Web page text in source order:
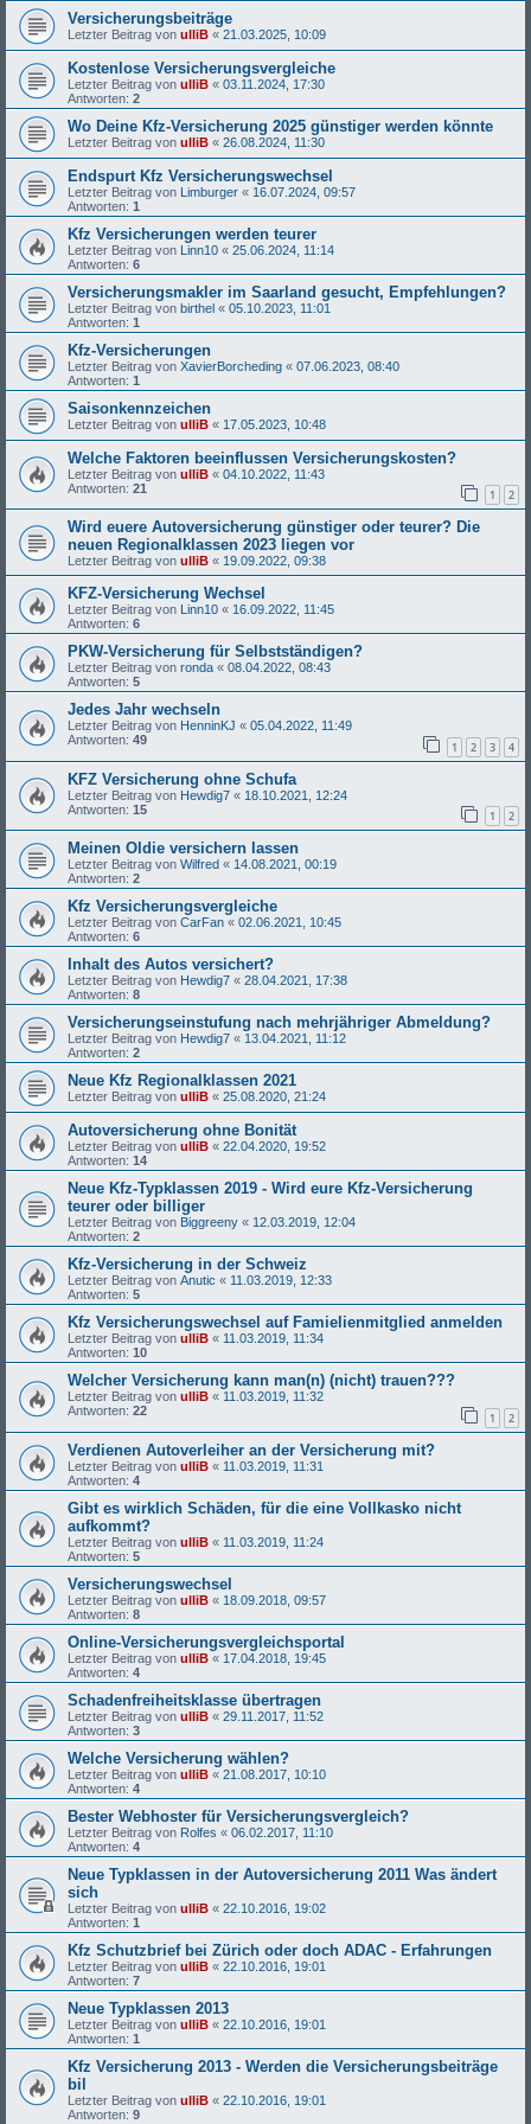
Versicherungsbeiträge
Letzter Beitrag von ulliB « 21.03.2025, 10:09
Kostenlose Versicherungsvergleiche
Letzter Beitrag von ulliB « 03.11.2024, 17:30
Antworten: 2
Wo Deine Kfz-Versicherung 2025 günstiger werden könnte
Letzter Beitrag von ulliB « 26.08.2024, 11:30
Endspurt Kfz Versicherungswechsel
Letzter Beitrag von Limburger « 16.07.2024, 09:57
Antworten: 1
Kfz Versicherungen werden teurer
Letzter Beitrag von Linn10 « 25.06.2024, 11:14
Antworten: 6
Versicherungsmakler im Saarland gesucht, Empfehlungen?
Letzter Beitrag von birthel « 05.10.2023, 11:01
Antworten: 1
Kfz-Versicherungen
Letzter Beitrag von XavierBorcheding « 07.06.2023, 08:40
Antworten: 1
Saisonkennzeichen
Letzter Beitrag von ulliB « 17.05.2023, 10:48
Welche Faktoren beeinflussen Versicherungskosten?
Letzter Beitrag von ulliB « 04.10.2022, 11:43
Antworten: 21 1 2
Wird euere Autoversicherung günstiger oder teurer? Die
neuen Regionalklassen 2023 liegen vor
Letzter Beitrag von ulliB « 19.09.2022, 09:38
KFZ-Versicherung Wechsel
Letzter Beitrag von Linn10 « 16.09.2022, 11:45
Antworten: 6
PKW-Versicherung für Selbstständigen?
Letzter Beitrag von ronda « 08.04.2022, 08:43
Antworten: 5
Jedes Jahr wechseln
Letzter Beitrag von HenninKJ « 05.04.2022, 11:49
Antworten: 49 1 2 3 4
KFZ Versicherung ohne Schufa
Letzter Beitrag von Hewdig7 « 18.10.2021, 12:24
Antworten: 15 1 2
Meinen Oldie versichern lassen
Letzter Beitrag von Wilfred « 14.08.2021, 00:19
Antworten: 2
Kfz Versicherungsvergleiche
Letzter Beitrag von CarFan « 02.06.2021, 10:45
Antworten: 6
Inhalt des Autos versichert?
Letzter Beitrag von Hewdig7 « 28.04.2021, 17:38
Antworten: 8
Versicherungseinstufung nach mehrjähriger Abmeldung?
Letzter Beitrag von Hewdig7 « 13.04.2021, 11:12
Antworten: 2
Neue Kfz Regionalklassen 2021
Letzter Beitrag von ulliB « 25.08.2020, 21:24
Autoversicherung ohne Bonität
Letzter Beitrag von ulliB « 22.04.2020, 19:52
Antworten: 14
Neue Kfz-Typklassen 2019 - Wird eure Kfz-Versicherung
teurer oder billiger
Letzter Beitrag von Biggreeny « 12.03.2019, 12:04
Antworten: 2
Kfz-Versicherung in der Schweiz
Letzter Beitrag von Anutic « 11.03.2019, 12:33
Antworten: 5
Kfz Versicherungswechsel auf Famielienmitglied anmelden
Letzter Beitrag von ulliB « 11.03.2019, 11:34
Antworten: 10
Welcher Versicherung kann man(n) (nicht) trauen???
Letzter Beitrag von ulliB « 11.03.2019, 11:32
Antworten: 22 1 2
Verdienen Autoverleiher an der Versicherung mit?
Letzter Beitrag von ulliB « 11.03.2019, 11:31
Antworten: 4
Gibt es wirklich Schäden, für die eine Vollkasko nicht
aufkommt?
Letzter Beitrag von ulliB « 11.03.2019, 11:24
Antworten: 5
Versicherungswechsel
Letzter Beitrag von ulliB « 18.09.2018, 09:57
Antworten: 8
Online-Versicherungsvergleichsportal
Letzter Beitrag von ulliB « 17.04.2018, 19:45
Antworten: 4
Schadenfreiheitsklasse übertragen
Letzter Beitrag von ulliB « 29.11.2017, 11:52
Antworten: 3
Welche Versicherung wählen?
Letzter Beitrag von ulliB « 21.08.2017, 10:10
Antworten: 4
Bester Webhoster für Versicherungsvergleich?
Letzter Beitrag von Rolfes « 06.02.2017, 11:10
Antworten: 4
Neue Typklassen in der Autoversicherung 2011 Was ändert
sich
Letzter Beitrag von ulliB « 22.10.2016, 19:02
Antworten: 1
Kfz Schutzbrief bei Zürich oder doch ADAC - Erfahrungen
Letzter Beitrag von ulliB « 22.10.2016, 19:01
Antworten: 7
Neue Typklassen 2013
Letzter Beitrag von ulliB « 22.10.2016, 19:01
Antworten: 1
Kfz Versicherung 2013 - Werden die Versicherungsbeiträge
bil
Letzter Beitrag von ulliB « 22.10.2016, 19:01
Antworten: 9